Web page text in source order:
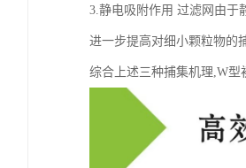
3.静电吸附作用 过滤网由于
进一步提高对细小颗粒物的
综合上述三种捕集机理,W型